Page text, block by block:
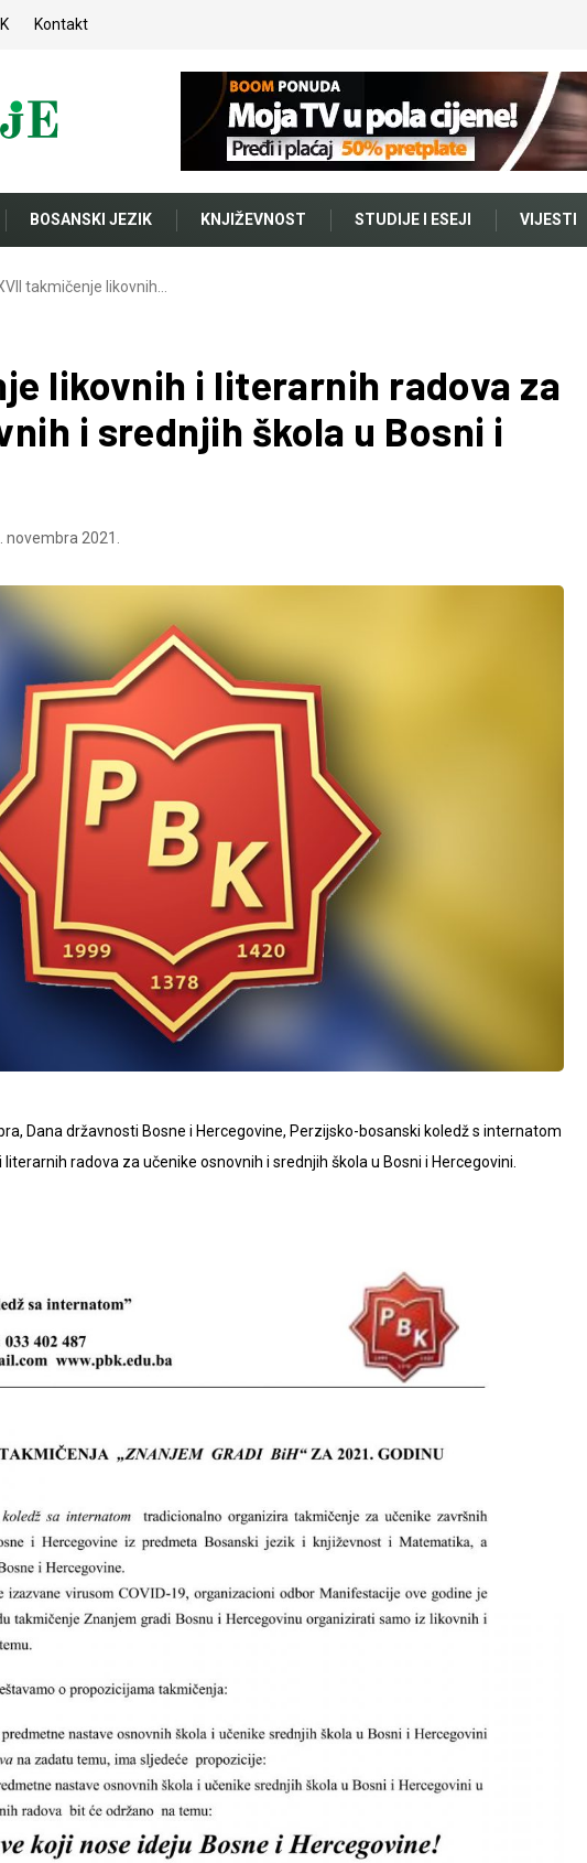
Kontakt
BOSANSKI JEZIK KNJIŽEVNOST STUDIJE I ESEJI VIJESTI
takmičenje likovnih…
likovnih i literarnih radova za
i srednjih škola u Bosni i
novembra 2021.
Dana državnosti Bosne i Hercegovine, Perzijsko-bosanski koledž s internatom
radova za učenike osnovnih i srednjih škola u Bosni i Hercegovini.